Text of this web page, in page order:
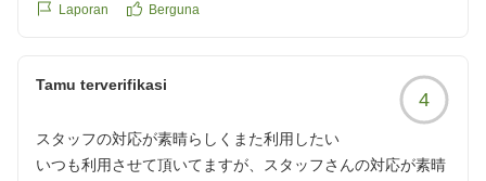
Laporan Berguna
Tamu terverifikasi
4
スタッフの対応が素晴らしくまた利用したい
いつも利用させて頂いてますが、スタッフさんの対応が素晴